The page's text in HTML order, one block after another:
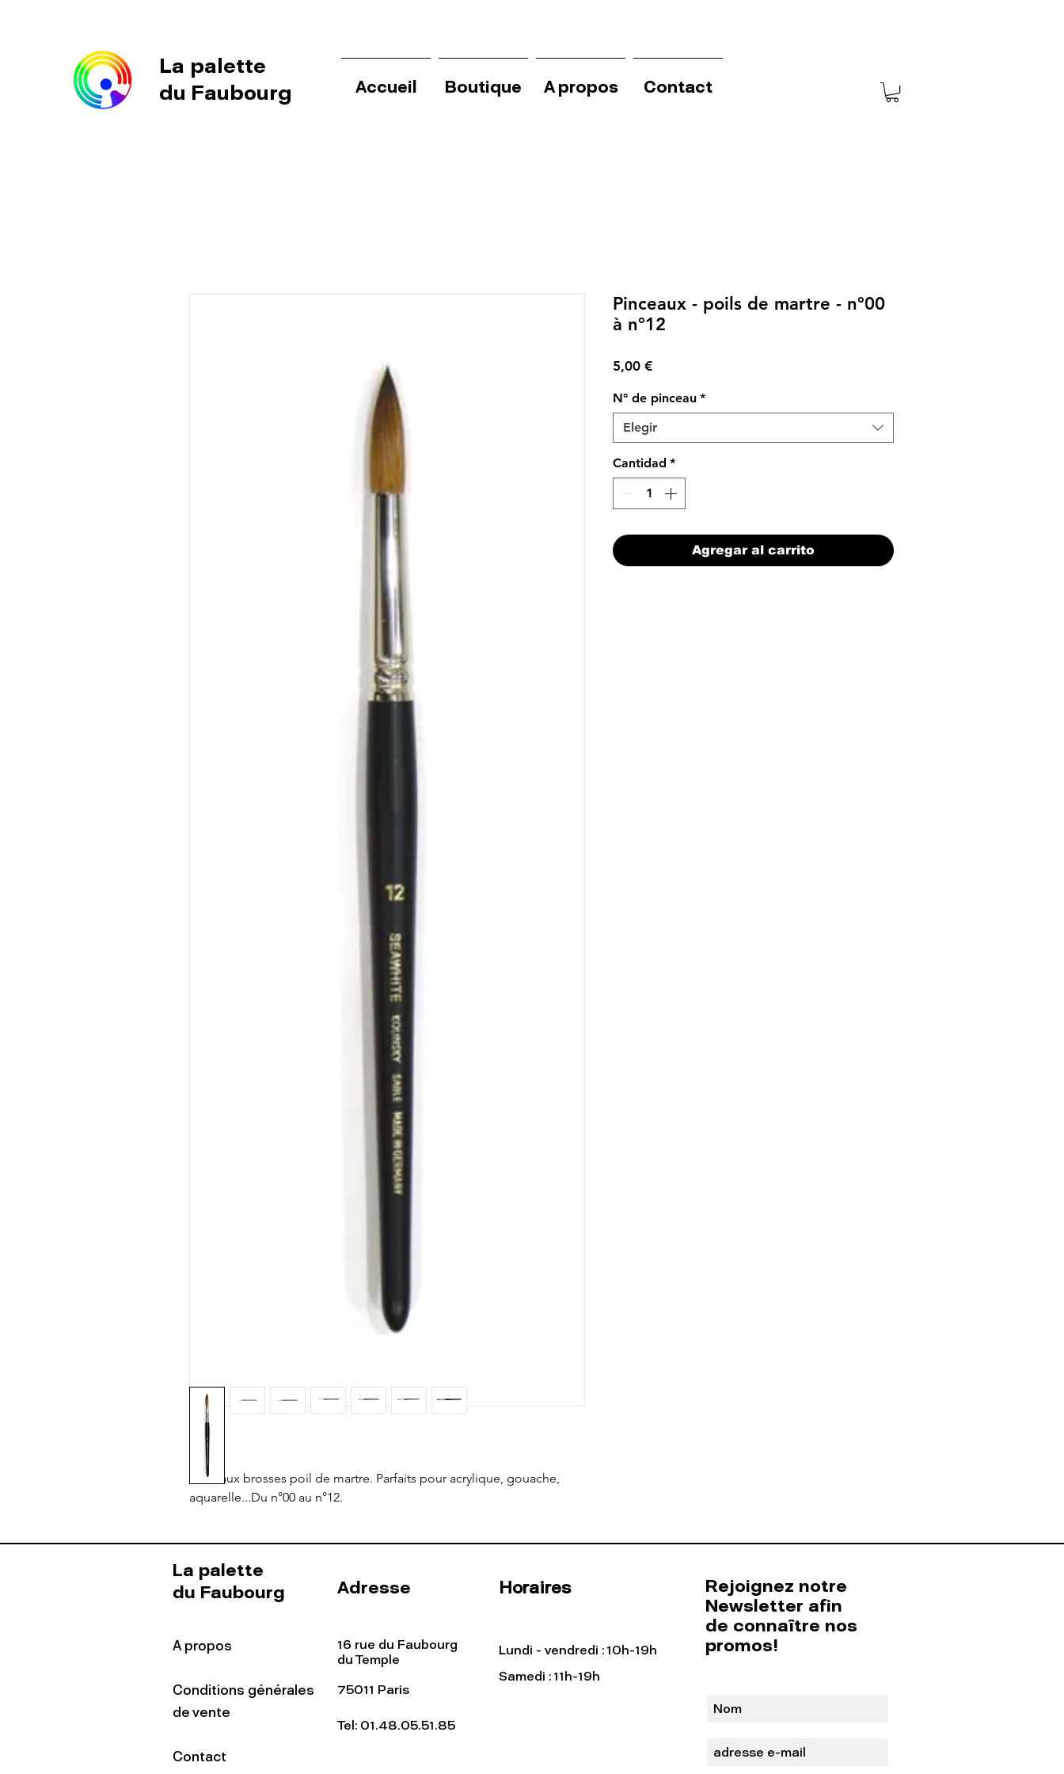
Accueil Boutique A propos Contact
La palette
du Faubourg
Pinceaux brosses poil de martre. Parfaits pour acrylique, gouache,
aquarelle...Du n°00 au n°12.
Pinceaux - poils de martre - n°00
à n°12
5,00 €Precio
N° de pinceau *
Elegir
Cantidad *
Agregar al carrito
La palette
du Faubourg
Adresse Horaires
A propos
Conditions générales
de vente
Contact
16 rue du Faubourg
du Temple
75011 Paris
Tel: 01.48.05.51.85
Lundi - vendredi : 10h-19h
Samedi : 11h-19h
Rejoignez notre
Newsletter afin
de connaître nos
promos!